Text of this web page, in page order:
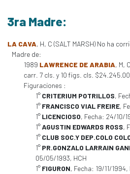
3ra Madre:
LA CAVA, H, C (SALT MARSH) No ha
Madre de:
1989 LAWRENCE DE ARABIA, M,
carr. 7 cls. y 10 figs. cls.
Figuraciones :
1° CRITERIUM POTRILLOS,
1° FRANCISCO VIAL FREIRE,
1° LICENCIOSO, Fecha: 24/10/
1°AGUSTIN EDWARDS ROSS,
1° CLUB SOC.Y DEP.COLO
1° PR.GONZALO LARRAIN
05/05/1993, HCH
1° FIGURON, Fecha: 19/11/1994,